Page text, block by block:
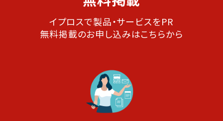
イプロスで製品・サービスをPR
無料掲載のお申し込みはこちらから